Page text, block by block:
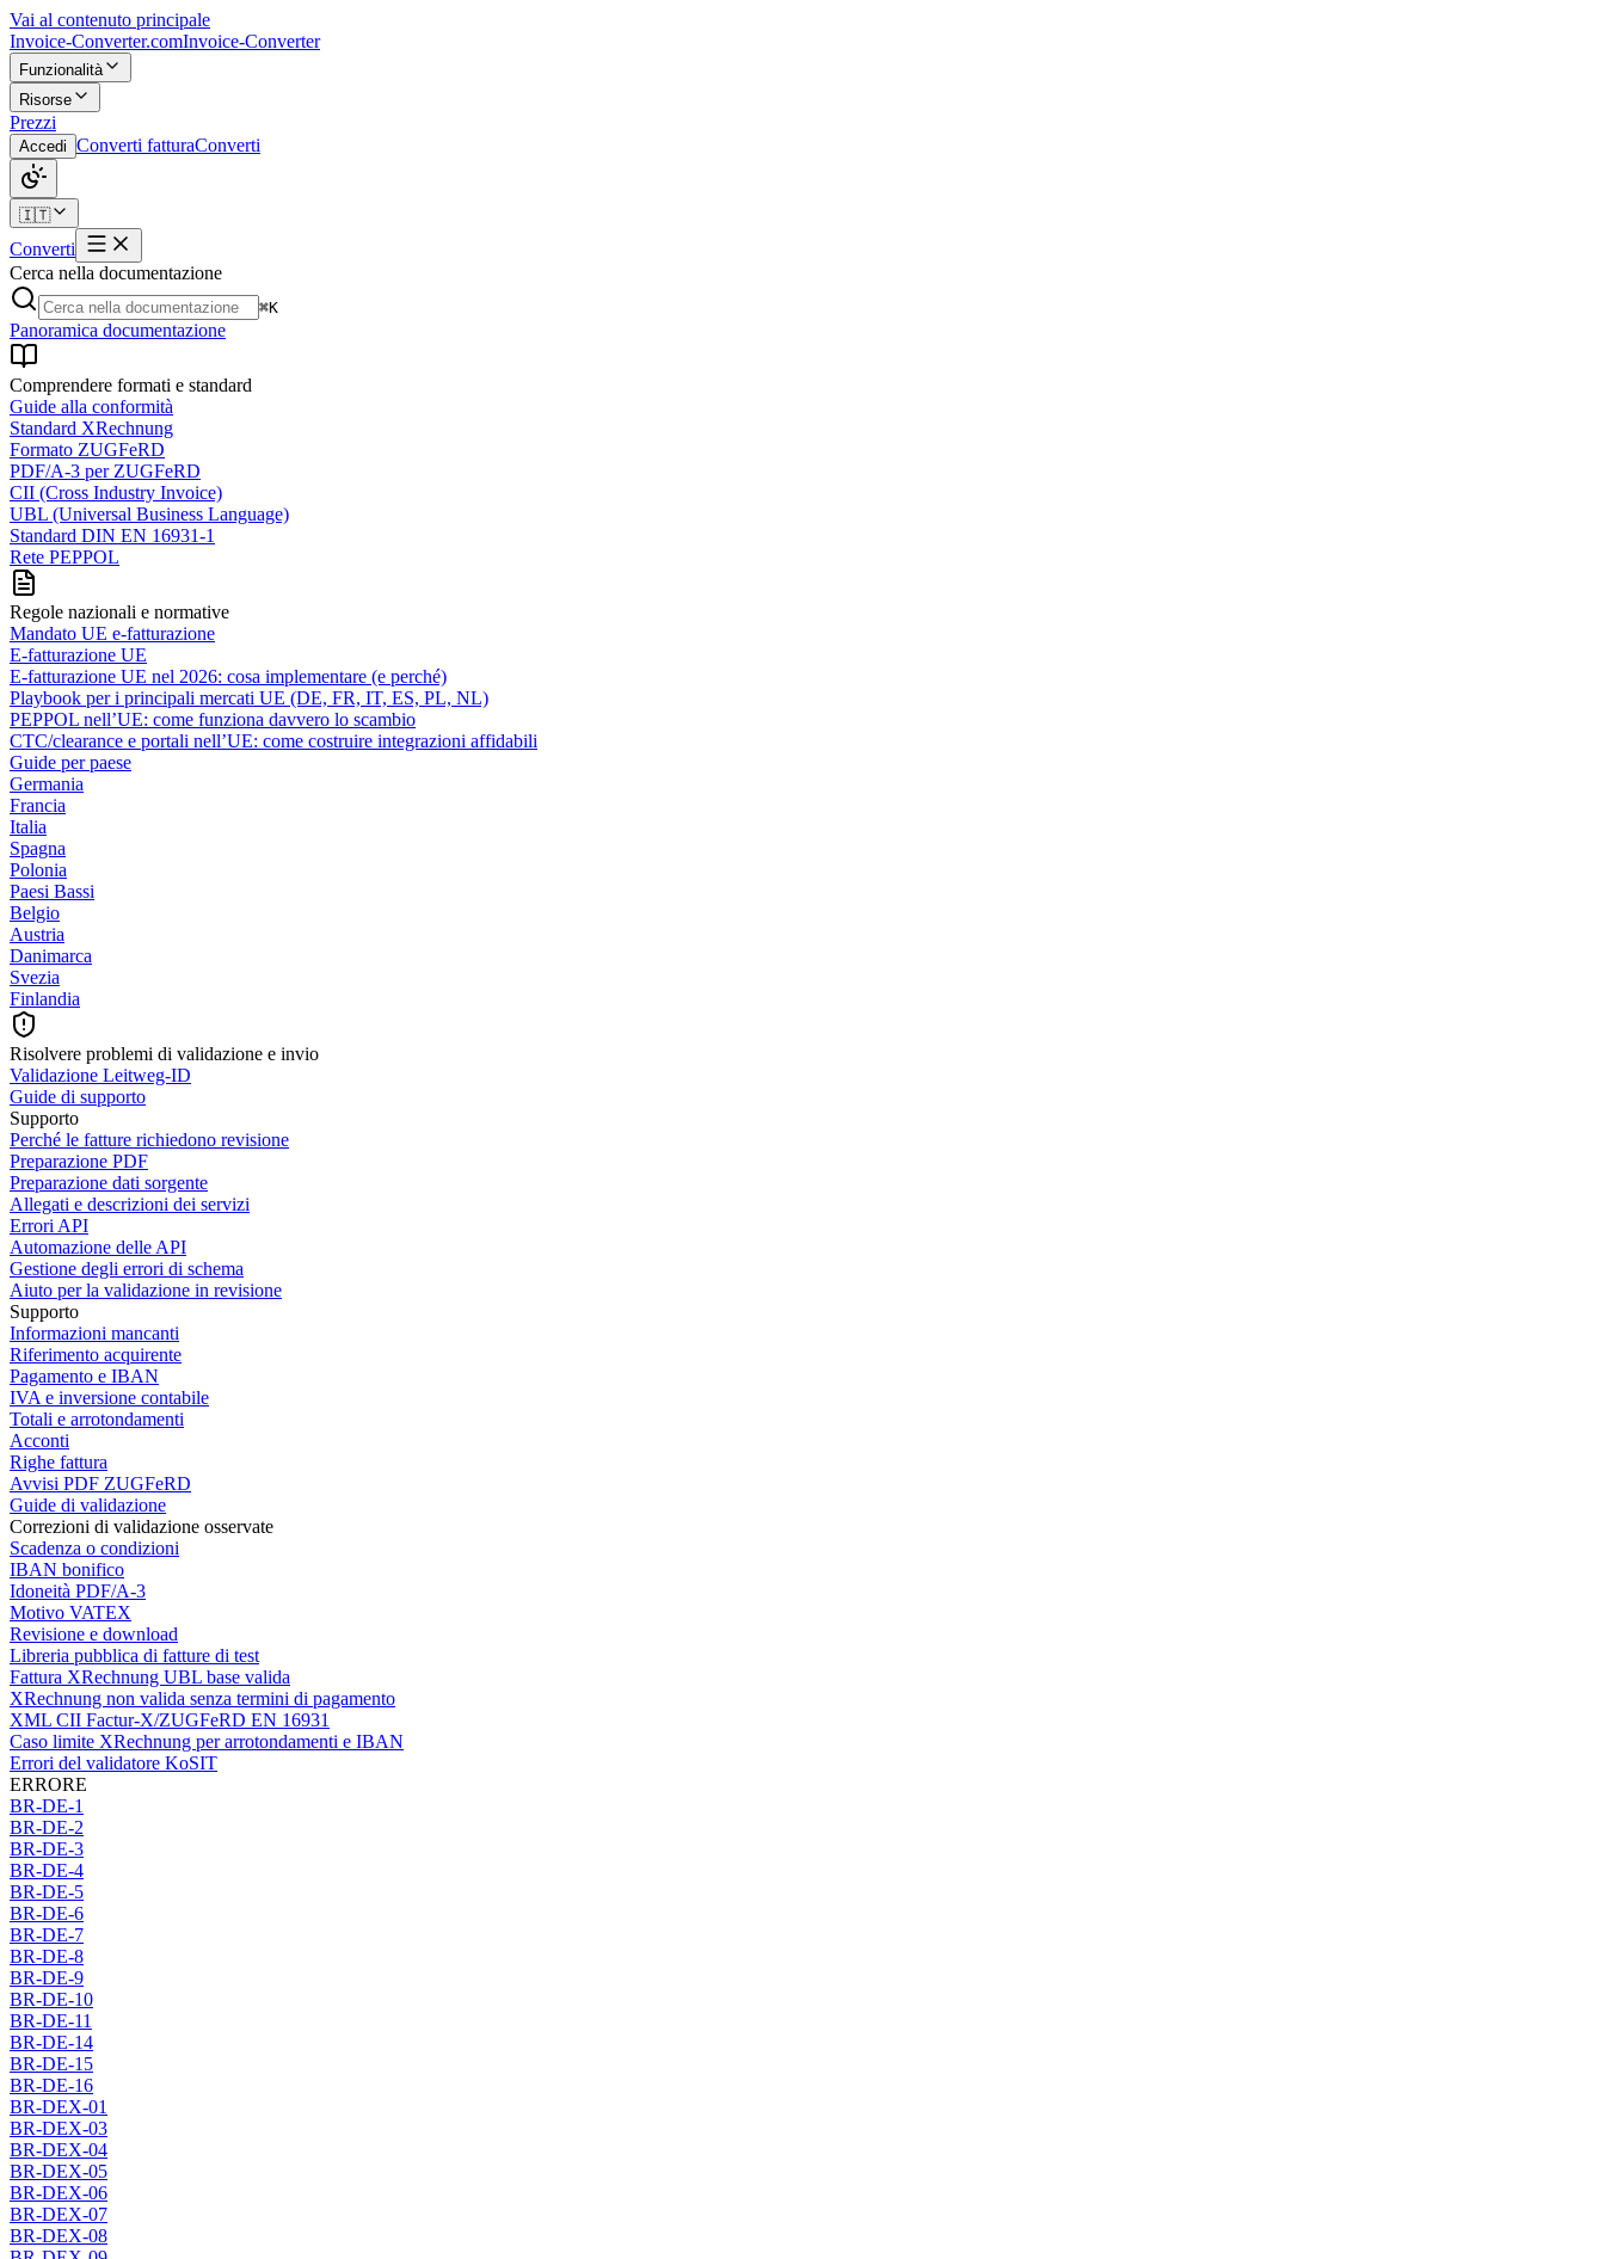
Vai al contenuto principale
Invoice-Converter.comInvoice-Converter
Funzionalità
Risorse
Prezzi
Accedi Converti fatturaConverti
🇮🇹
Converti
Cerca nella documentazione
⌘K
Panoramica documentazione
Comprendere formati e standard
Guide alla conformità
Standard XRechnung
Formato ZUGFeRD
PDF/A-3 per ZUGFeRD
CII (Cross Industry Invoice)
UBL (Universal Business Language)
Standard DIN EN 16931-1
Rete PEPPOL
Regole nazionali e normative
Mandato UE e-fatturazione
E-fatturazione UE
E-fatturazione UE nel 2026: cosa implementare (e perché)
Playbook per i principali mercati UE (DE, FR, IT, ES, PL, NL)
PEPPOL nell’UE: come funziona davvero lo scambio
CTC/clearance e portali nell’UE: come costruire integrazioni affidabili
Guide per paese
Germania
Francia
Italia
Spagna
Polonia
Paesi Bassi
Belgio
Austria
Danimarca
Svezia
Finlandia
Risolvere problemi di validazione e invio
Validazione Leitweg-ID
Guide di supporto
Supporto
Perché le fatture richiedono revisione
Preparazione PDF
Preparazione dati sorgente
Allegati e descrizioni dei servizi
Errori API
Automazione delle API
Gestione degli errori di schema
Aiuto per la validazione in revisione
Supporto
Informazioni mancanti
Riferimento acquirente
Pagamento e IBAN
IVA e inversione contabile
Totali e arrotondamenti
Acconti
Righe fattura
Avvisi PDF ZUGFeRD
Guide di validazione
Correzioni di validazione osservate
Scadenza o condizioni
IBAN bonifico
Idoneità PDF/A-3
Motivo VATEX
Revisione e download
Libreria pubblica di fatture di test
Fattura XRechnung UBL base valida
XRechnung non valida senza termini di pagamento
XML CII Factur-X/ZUGFeRD EN 16931
Caso limite XRechnung per arrotondamenti e IBAN
Errori del validatore KoSIT
ERRORE
BR-DE-1
BR-DE-2
BR-DE-3
BR-DE-4
BR-DE-5
BR-DE-6
BR-DE-7
BR-DE-8
BR-DE-9
BR-DE-10
BR-DE-11
BR-DE-14
BR-DE-15
BR-DE-16
BR-DEX-01
BR-DEX-03
BR-DEX-04
BR-DEX-05
BR-DEX-06
BR-DEX-07
BR-DEX-08